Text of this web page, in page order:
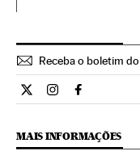
Receba o boletim
Cultura El País
Cultura El País
Cultura El
MAIS INFORMAÇÕES